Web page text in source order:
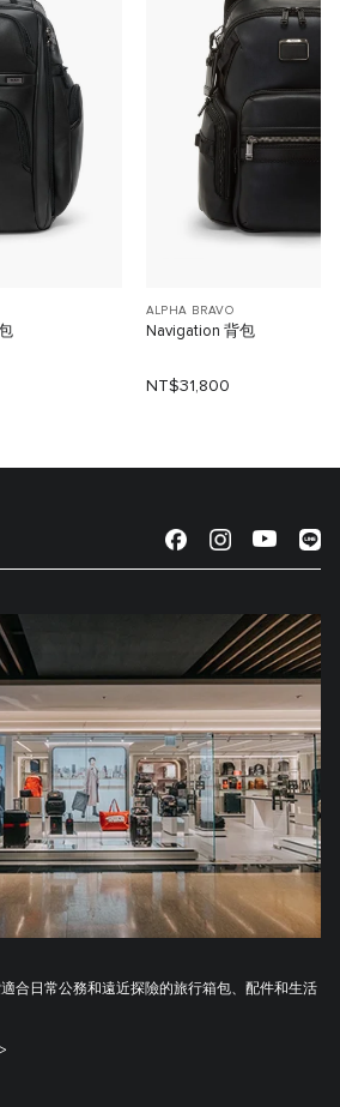
ALPHA BRAVO
Navigation 背包
NT$31,800
合日常公務和遠近探險的旅行箱包、配件和生活